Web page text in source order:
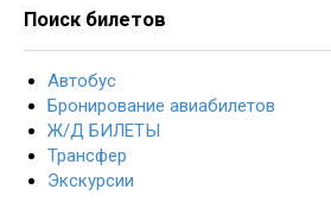
Поиск билетов
Автобус
Бронирование авиабилетов
Ж/Д БИЛЕТЫ
Трансфер
Экскурсии